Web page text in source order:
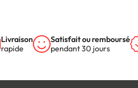
Livraison
rapide
Satisfait ou remboursé
pendant 30 jours